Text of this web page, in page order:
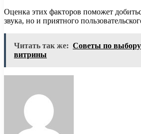
Оценка этих факторов поможет
звука, но и приятного
Читать так же: Советы по выбору
витрины